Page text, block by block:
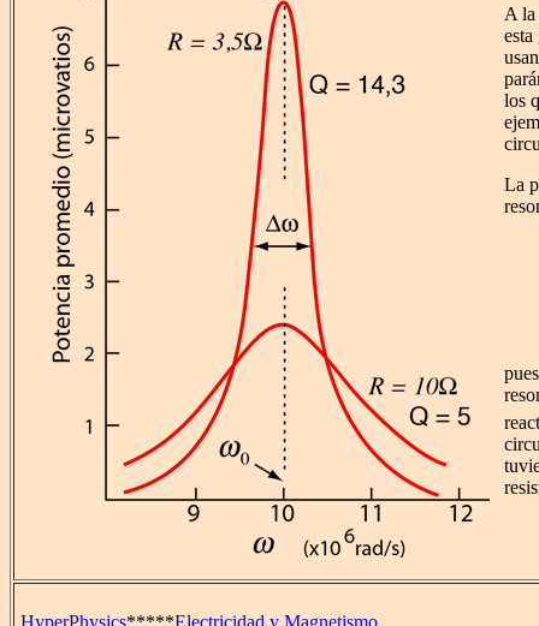
A la
los
La
HyperPhysics*****Electricidad y Magnetismo